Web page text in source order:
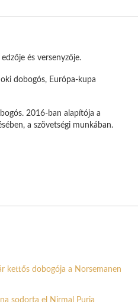
és versenyzője.
dobogós, Európa-kupa
2016-ban alapítója a
a szövetségi munkában.
kettős dobogója a Norsemanen